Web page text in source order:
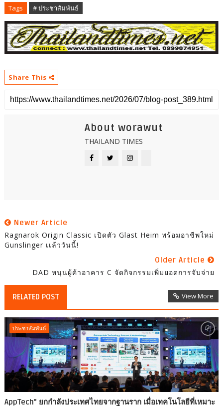
Tags # ประชาสัมพันธ์
Share This
About worawut
THAILAND TIMES
Newer Article
Ragnarok Origin Classic เปิดตัว Glast Heim พร้อมอาชีพใหม่
Gunslinger เเล้ววันนี้!
Older Article
DAD หนุนผู้ค้าอาคาร C จัดกิจกรรมเพิ่มยอดการจับจ่าย
RELATED POST View More
ประชาสัมพันธ์
AppTech”​ ยกกำลังประเทศไทยจากฐานราก เมื่อเทคโนโลยีที่เหมาะ